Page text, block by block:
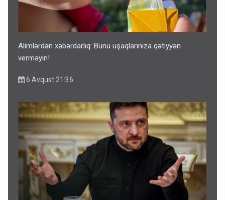
Alimlərdən xəbərdarlıq: Bunu uşaqlarınıza qətiyyən
verməyin!
6 Avqust 21:36